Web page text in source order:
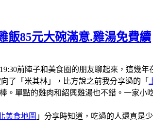
飯85元大碗滿意.雞湯免費續
前陣子和美食圈的朋友聊起來，這幾
了「米其林」，比方說之前我分享過的「
單點的雞肉和紹興雞湯也不錯。一家小
美食地圖 」分享時知道，吃過的人還真是